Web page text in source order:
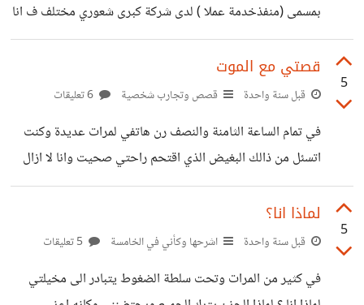
انهض وانفض عن نفسك غبار الخوف
بمسمى (منفذخدمة عملا ) لدى شركة كبرى شعوري مختلف ف انا
اجمع بين الحماسة والخوف والقوة والضعف فهل اجد بينكم
ناصح يلقي على كلمة تقوي من عزمي وتساندني وانا لكم من
الشاكرين
5
قصتي مع الموت
قبل سنة واحدة قصص وتجارب شخصية
في تمام الساعة الثامنة والنصف رن هاتفي لمرات عديدة وكنت
اتسئل من ذالك البغيض الذي اقتحم راحتي صحيت وانا لا ازال
في احلامي الوردية على صوت اختي نوره هيا استيقضي فنحنو
في طريقنا للمسجد ضحكة بسخرية وماذا تريدون ان تفعلو هناك
هل سوف تعتكفون صرخت بصوت يملاه الحزن اخي فارق الحياة
لمده خمس دقايق احول فيها ان استوعب ماذا سمعت هل انا في
5
لماذا انا؟
قبل سنة واحدة اشرحها وكأني في الخامسة
في كثير من المرات وتحت سلطة الضغوط يتبادر الى مخيلتي